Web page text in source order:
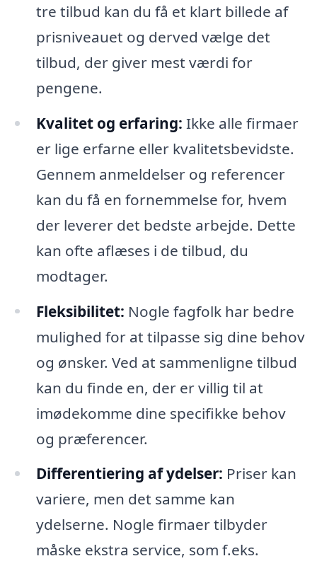
tre tilbud kan du få et klart billede af
prisniveauet og derved vælge det
tilbud, der giver mest værdi for
pengene.
Kvalitet og erfaring: Ikke alle firmaer
er lige erfarne eller kvalitetsbevidste.
Gennem anmeldelser og referencer
kan du få en fornemmelse for, hvem
der leverer det bedste arbejde. Dette
kan ofte aflæses i de tilbud, du
modtager.
Fleksibilitet: Nogle fagfolk har bedre
mulighed for at tilpasse sig dine behov
og ønsker. Ved at sammenligne tilbud
kan du finde en, der er villig til at
imødekomme dine specifikke behov
og præferencer.
Differentiering af ydelser: Priser kan
variere, men det samme kan
ydelserne. Nogle firmaer tilbyder
måske ekstra service, som f.eks.